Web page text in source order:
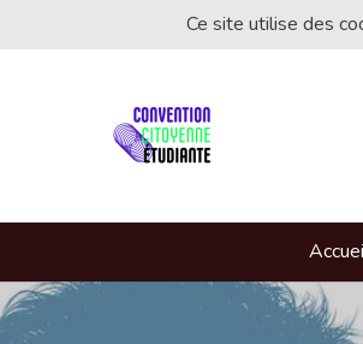
Ce site utilise des